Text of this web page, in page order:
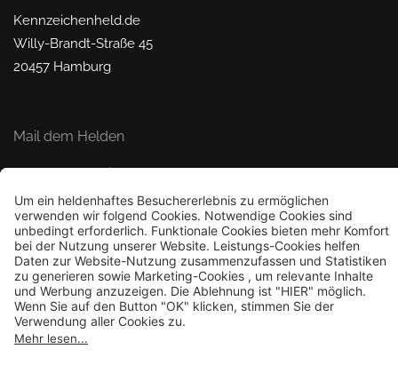
Kennzeichenheld.de
Willy-Brandt-Straße 45
20457 Hamburg
Mail dem Helden
© 2026 Kennzeichenheld.de
Bestellung widerrufen